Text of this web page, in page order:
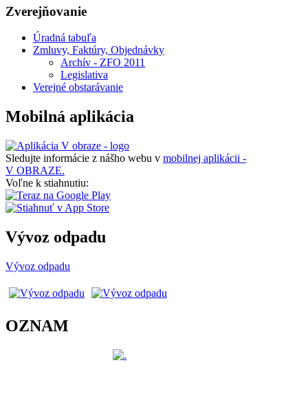
Zverejňovanie
Úradná tabuľa
Zmluvy, Faktúry, Objednávky
Archív - ZFO 2011
Legislativa
Verejné obstarávanie
Mobilná aplikácia
Sledujte informácie z nášho webu v mobilnej aplikácii -
V OBRAZE.
Voľne k stiahnutiu:
Vývoz odpadu
Vývoz odpadu
OZNAM